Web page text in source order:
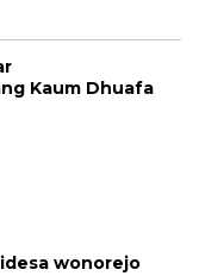
Kaum Dhuafa
wonorejo